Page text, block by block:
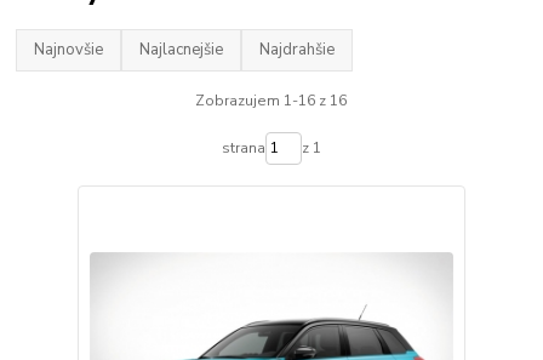
Najnovšie Najlacnejšie Najdrahšie
Zobrazujem 1-16 z 16
strana z 1